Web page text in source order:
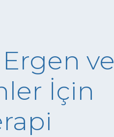
ve
İçin